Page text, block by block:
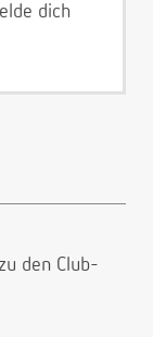
dich
den Club-